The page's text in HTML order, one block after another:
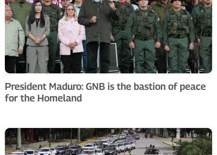
President Maduro: GNB is the bastion of peace
for the Homeland